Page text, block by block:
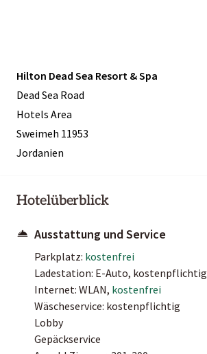
Hilton Dead Sea Resort & Spa
Dead Sea Road
Hotels Area
Sweimeh 11953
Jordanien
Hotelüberblick
Ausstattung und Service
Parkplatz: kostenfrei
Ladestation: E-Auto, kostenpflichtig
Internet: WLAN, kostenfrei
Wäscheservice: kostenpflichtig
Lobby
Gepäckservice